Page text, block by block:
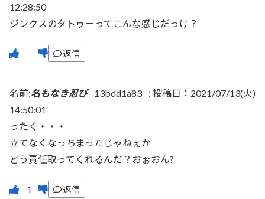
12:28:50
ジンクスのタトゥーってこんな感じだっけ？
返信
名前:名もなき忍び 13bdd1a83 : 投稿日：2021/07/13(火)
14:50:01
ったく・・・
立てなくなっちまったじゃねぇか
どう責任取ってくれるんだ？おぉおん?
返信